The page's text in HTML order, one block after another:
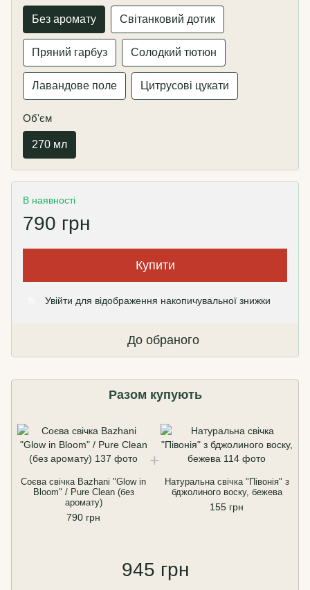
Без аромату Світанковий дотик
Пряний гарбуз Солодкий тютюн
Лавандове поле Цитрусові цукати
Об'єм
270 мл
В наявності
790 грн
Купити
Увійти для відображення накопичувальної знижки
До обраного
Разом купують
Соєва свічка Bazhani "Glow in
Bloom" / Pure Clean (без
аромату)
790 грн
Натуральна свічка "Півонія" з
бджолиного воску, бежева
155 грн
945 грн